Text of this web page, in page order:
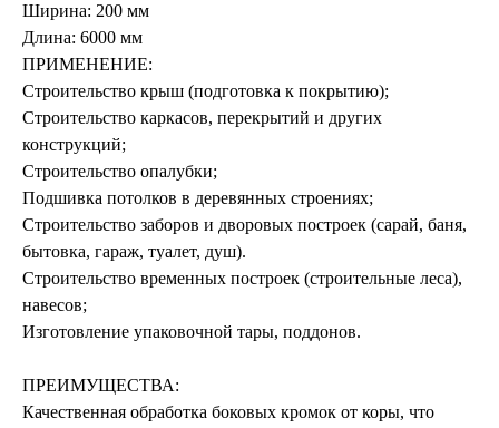
Ширина: 200 мм
Длина: 6000 мм
ПРИМЕНЕНИЕ:
Строительство крыш (подготовка к покрытию);
Строительство каркасов, перекрытий и других
конструкций;
Строительство опалубки;
Подшивка потолков в деревянных строениях;
Строительство заборов и дворовых построек (сарай, баня,
бытовка, гараж, туалет, душ).
Строительство временных построек (строительные леса),
навесов;
Изготовление упаковочной тары, поддонов.
ПРЕИМУЩЕСТВА:
Качественная обработка боковых кромок от коры, что